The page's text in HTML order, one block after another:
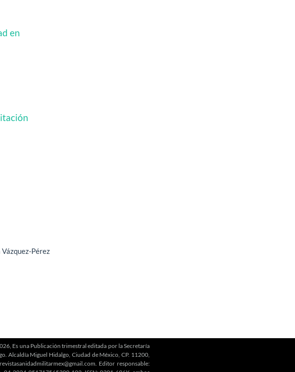
en
Pérez
Es una Publicación trimestral editada por la Secretaría
Alcaldía Miguel Hidalgo, Ciudad de México, CP. 11200,
Editor responsable: